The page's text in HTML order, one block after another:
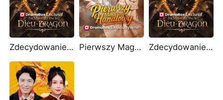
Zdecydowanie nie jest Bogiem Smoków (Dubbing) Pierwszy Magnat Handlowy Zdecydowanie nie jest Bogiem Smoków